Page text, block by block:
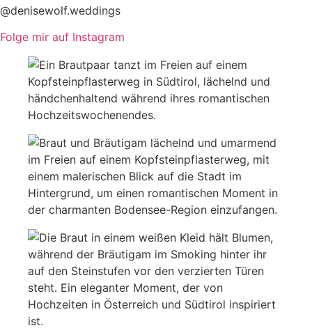
@denisewolf.weddings
Folge mir auf Instagram